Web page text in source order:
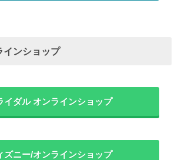
インショップ
イダル オンラインショップ
ズニー/オンラインショップ